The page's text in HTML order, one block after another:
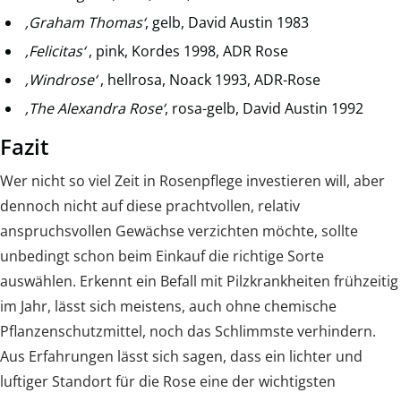
‚Graham Thomas‘, gelb, David Austin 1983
‚Felicitas‘, pink, Kordes 1998, ADR Rose
‚Windrose‘, hellrosa, Noack 1993, ADR-Rose
‚The Alexandra Rose‘, rosa-gelb, David Austin 1992
Fazit
Wer nicht so viel Zeit in Rosenpflege investieren will, aber
dennoch nicht auf diese prachtvollen, relativ
anspruchsvollen Gewächse verzichten möchte, sollte
unbedingt schon beim Einkauf die richtige Sorte
auswählen. Erkennt ein Befall mit Pilzkrankheiten frühzeitig
im Jahr, lässt sich meistens, auch ohne chemische
Pflanzenschutzmittel, noch das Schlimmste verhindern.
Aus Erfahrungen lässt sich sagen, dass ein lichter und
luftiger Standort für die Rose eine der wichtigsten